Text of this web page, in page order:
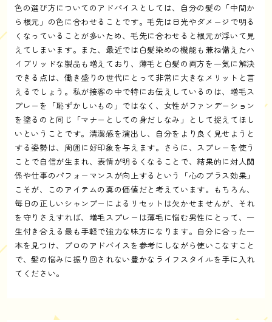
色の選び方についてのアドバイスとしては、自分の髪の「中間か
ら根元」の色に合わせることです。毛先は日光やダメージで明る
くなっていることが多いため、毛先に合わせると根元が浮いて見
えてしまいます。また、最近では白髪染めの機能も兼ね備えたハ
イブリッドな製品も増えており、薄毛と白髪の両方を一気に解決
できる点は、働き盛りの世代にとって非常に大きなメリットと言
えるでしょう。私が接客の中で特にお伝えしているのは、増毛ス
プレーを「恥ずかしいもの」ではなく、女性がファンデーション
を塗るのと同じ「マナーとしての身だしなみ」として捉えてほし
いということです。清潔感を演出し、自分をより良く見せようと
する姿勢は、周囲に好印象を与えます。さらに、スプレーを使う
ことで自信が生まれ、表情が明るくなることで、結果的に対人関
係や仕事のパフォーマンスが向上するという「心のプラス効果」
こそが、このアイテムの真の価値だと考えています。もちろん、
毎日の正しいシャンプーによるリセットは欠かせませんが、それ
を守りさえすれば、増毛スプレーは薄毛に悩む男性にとって、一
生付き合える最も手軽で強力な味方になります。自分に合った一
本を見つけ、プロのアドバイスを参考にしながら使いこなすこと
で、髪の悩みに振り回されない豊かなライフスタイルを手に入れ
てください。